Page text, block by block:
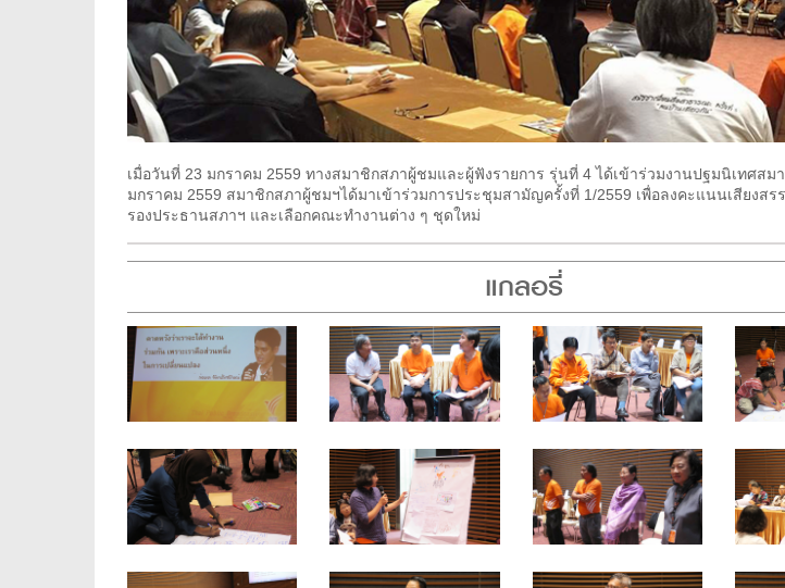
เมื่อวันที่ 23 มกราคม 2559 ทางสมาชิกสภาผู้ชมและผู้ฟังรายการ รุ่นที่ 4 ได้เข้าร่วมงานปฐมนิเทศสม
มกราคม 2559 สมาชิกสภาผู้ชมฯได้มาเข้าร่วมการประชุมสามัญครั้งที่ 1/2559 เพื่อลงคะแนนเสียงสร
รองประธานสภาฯ และเลือกคณะทำงานต่าง ๆ ชุดใหม่
แกลอรี่